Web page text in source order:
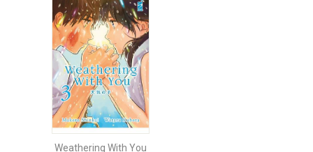
Weathering With You